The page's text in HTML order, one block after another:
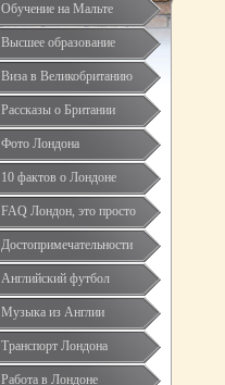
Обучение на Мальте
Высшее образование
Виза в Великобританию
Рассказы о Британии
Фото Лондона
10 фактов о Лондоне
FAQ Лондон, это просто
Достопримечательности
Английский футбол
Музыка из Англии
Транспорт Лондона
Работа в Лондоне